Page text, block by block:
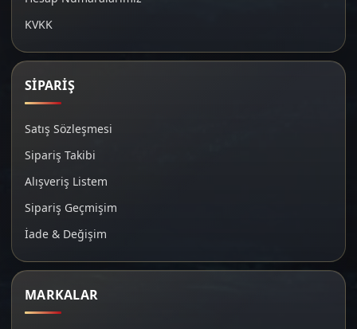
KVKK
SİPARİŞ
Satış Sözleşmesi
Sipariş Takibi
Alışveriş Listem
Sipariş Geçmişim
İade & Değişim
MARKALAR